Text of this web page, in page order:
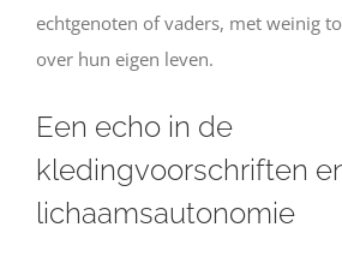
echtgenoten of vaders, met weinig
over hun eigen leven.
Een echo in de
kledingvoorschriften
lichaamsautonomie